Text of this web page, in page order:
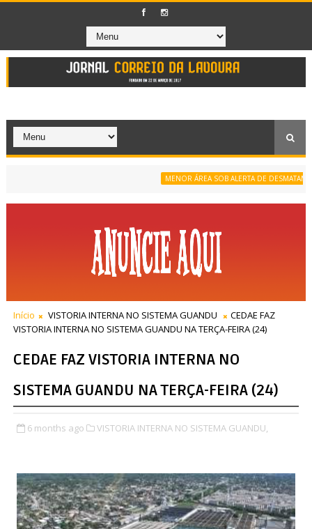
MENOR ÁREA SOB ALERTA DE
Início VISTORIA INTERNA NO SISTEMA GUANDU
CEDAE FAZ
VISTORIA INTERNA NO SISTEMA GUANDU NA TERÇA-FEIRA (24)
CEDAE FAZ VISTORIA INTERNA NO
SISTEMA GUANDU NA TERÇA-FEIRA (24)
6 months ago VISTORIA INTERNA NO SISTEMA GUANDU,